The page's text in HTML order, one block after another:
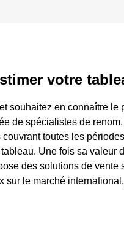
votre
souhaitez en connaître le
de spécialistes de
toutes les
Une fois sa valeur
des solutions de vente
sur le marché